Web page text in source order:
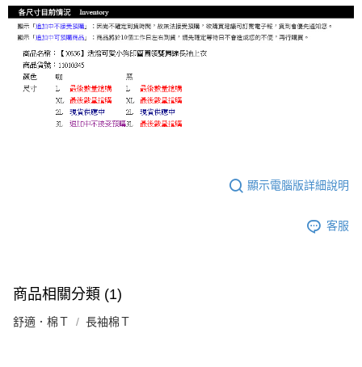
顯示電腦版詳細說明
客服
商品相關分類 (1)
舒適．棉Ｔ 長袖棉Ｔ